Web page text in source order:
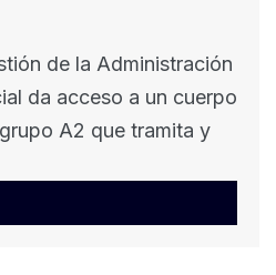
de la Administración
da acceso a un cuerpo
A2 que tramita y